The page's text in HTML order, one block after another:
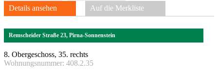
Details ansehen Auf die Merkliste
Remscheider Straße 23, Pirna-Sonnenstein
8. Obergeschoss, 35. rechts
Wohnungsnummer: 408.2.35